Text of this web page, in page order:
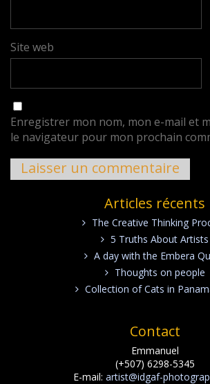
Site web
Enregistrer mon nom, mon e-mail et
le navigateur pour mon prochain
Articles récents
The Creative Thinking
5 Truths About Artists
A day with the Embera
Thoughts on people
Collection of Cats in
Contact
Emmanuel
(+507) 6298-5345
E-mail: artist@idgaf-